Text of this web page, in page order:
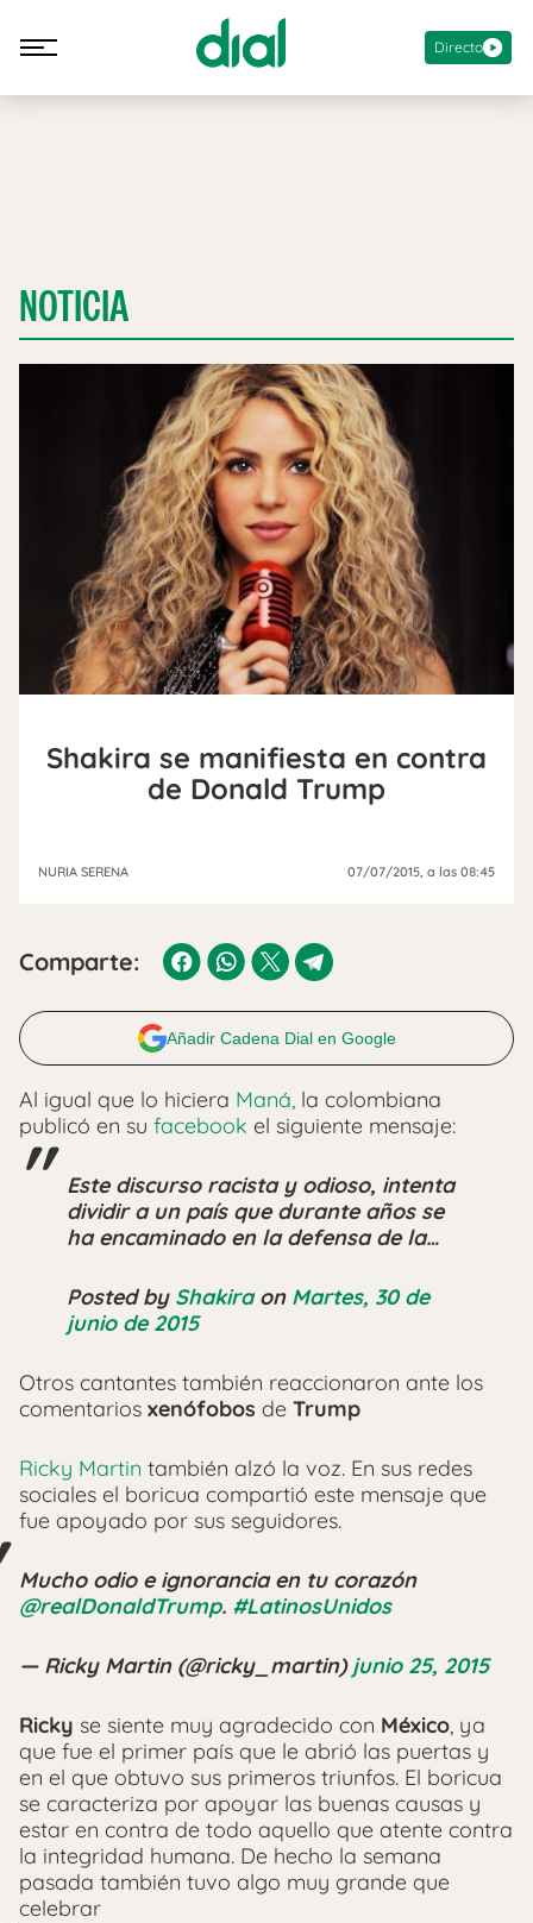
Directo
NOTICIA
Shakira se manifiesta en contra
de Donald Trump
NURIA SERENA 07/07/2015 , a las 08:45
Comparte:
Añadir Cadena Dial en Google
Al igual que lo hiciera Maná, la colombiana
publicó en su facebook el siguiente mensaje:
Este discurso racista y odioso, intenta
dividir a un país que durante años se
ha encaminado en la defensa de la…
Posted by Shakiraon Martes, 30 de
junio de 2015
Otros cantantes también reaccionaron ante los
comentarios xenófobos de Trump
Ricky Martin también alzó la voz. En sus redes
sociales el boricua compartió este mensaje que
fue apoyado por sus seguidores.
Mucho odio e ignorancia en tu corazón
@realDonaldTrump. #LatinosUnidos
— Ricky Martin (@ricky_martin)junio 25, 2015
Ricky se siente muy agradecido con México, ya
que fue el primer país que le abrió las puertas y
en el que obtuvo sus primeros triunfos. El boricua
se caracteriza por apoyar las buenas causas y
estar en contra de todo aquello que atente contra
la integridad humana. De hecho la semana
pasada también tuvo algo muy grande que
celebrar